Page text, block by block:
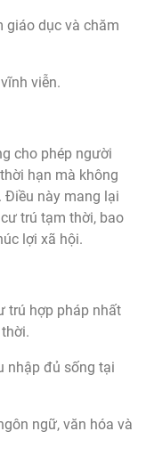
giáo dục và chăm
viễn.
cho phép người
hạn mà không
Điều này mang lại
trú tạm thời, bao
lợi xã hội.
trú hợp pháp nhất
nhập đủ sống tại
ngữ, văn hóa và